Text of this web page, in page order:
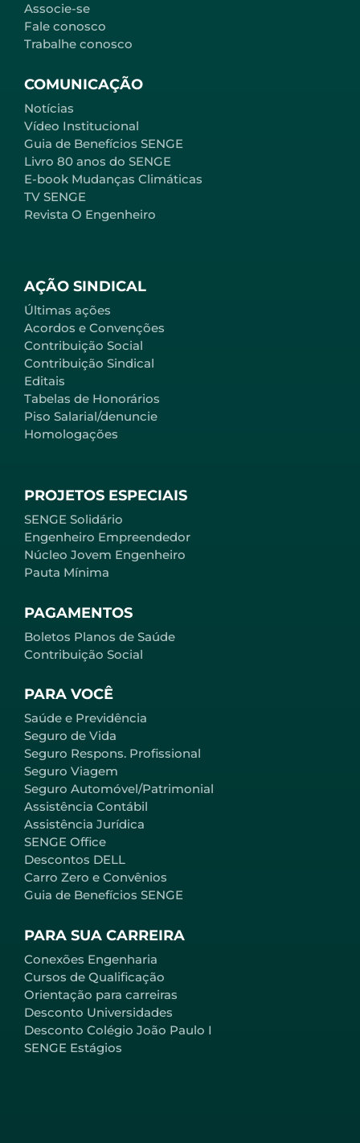
PARA VOCÊ
Saúde e Previdência
Seguro de Vida
Seguro Respons. Profissional
Seguro Viagem
Seguro Automóvel/Patrimonial
Assistência Contábil
Assistência Jurídica
SENGE Office
Descontos DELL
Carro Zero e Convênios
Guia de Benefícios SENGE
PARA SUA CARREIRA
Conexões Engenharia
Cursos de Qualificação
Orientação para carreiras
Desconto Universidades
Desconto Colégio João Paulo I
SENGE Estágios
AÇÃO SINDICAL
Últimas ações
Acordos e Convenções
Contribuição Social
Contribuição Sindical
Editais
Tabelas de Honorários
Piso Salarial/denuncie
Homologações
PROJETOS ESPECIAIS
SENGE Solidário
Engenheiro Empreendedor
Núcleo Jovem Engenheiro
Pauta Mínima
PAGAMENTOS
Boletos Planos de Saúde
Contribuição Social
Associe-se
Fale conosco
Trabalhe conosco
COMUNICAÇÃO
Notícias
Vídeo Institucional
Guia de Benefícios SENGE
Livro 80 anos do SENGE
E-book Mudanças Climáticas
TV SENGE
Revista O Engenheiro